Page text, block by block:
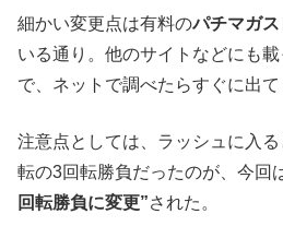
細かい変更点は有料のパチマガ
いる通り。他のサイトなどにも
で、ネットで調べたらすぐに出て
注意点としては、ラッシュに入
転の3回転勝負だったのが、今回
回転勝負に変更”された。